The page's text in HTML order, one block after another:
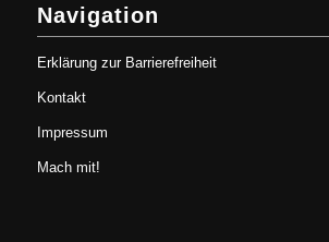
Navigation
Erklärung zur Barrierefreiheit
Kontakt
Impressum
Mach mit!